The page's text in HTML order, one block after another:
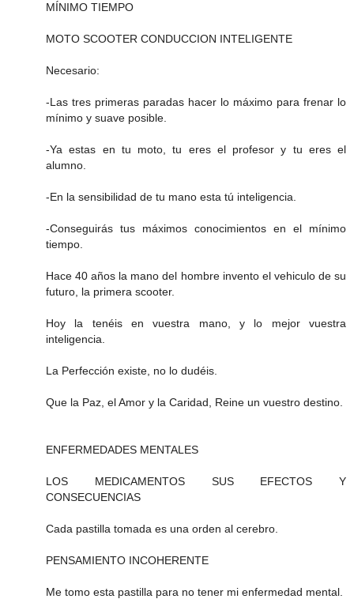
MÍNIMO TIEMPO
MOTO SCOOTER CONDUCCION INTELIGENTE
Necesario:
-Las tres primeras paradas hacer lo máximo para frenar lo
mínimo y suave posible.
-Ya estas en tu moto, tu eres el profesor y tu eres el
alumno.
-En la sensibilidad de tu mano esta tú inteligencia.
-Conseguirás tus máximos conocimientos en el mínimo
tiempo.
Hace 40 años la mano del hombre invento el vehiculo de su
futuro, la primera scooter.
Hoy la tenéis en vuestra mano, y lo mejor vuestra
inteligencia.
La Perfección existe, no lo dudéis.
Que la Paz, el Amor y la Caridad, Reine un vuestro destino.
ENFERMEDADES MENTALES
LOS MEDICAMENTOS SUS EFECTOS Y
CONSECUENCIAS
Cada pastilla tomada es una orden al cerebro.
PENSAMIENTO INCOHERENTE
Me tomo esta pastilla para no tener mi enfermedad mental.